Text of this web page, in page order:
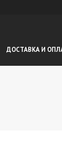
ДОСТАВКА И